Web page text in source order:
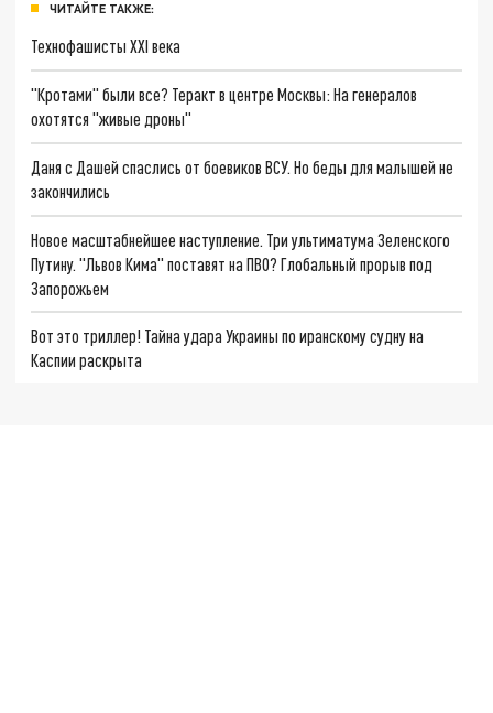
ЧИТАЙТЕ ТАКЖЕ:
Технофашисты XXI века
"Кротами" были все? Теракт в центре Москвы: На генералов
охотятся "живые дроны"
Даня с Дашей спаслись от боевиков ВСУ. Но беды для малышей не
закончились
Новое масштабнейшее наступление. Три ультиматума Зеленского
Путину. "Львов Кима" поставят на ПВО? Глобальный прорыв под
Запорожьем
Вот это триллер! Тайна удара Украины по иранскому судну на
Каспии раскрыта